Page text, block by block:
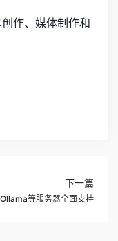
作、媒体制作和
下一篇
等服务器全面支持